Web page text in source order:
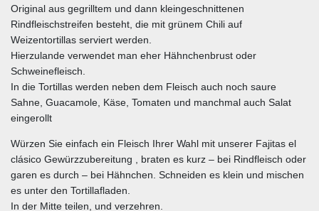
Original aus gegrilltem und dann kleingeschnittenen
Rindfleischstreifen besteht, die mit grünem Chili auf
Weizentortillas serviert werden.
Hierzulande verwendet man eher Hähnchenbrust oder
Schweinefleisch.
In die Tortillas werden neben dem Fleisch auch noch saure
Sahne, Guacamole, Käse, Tomaten und manchmal auch Salat
eingerollt
Würzen Sie einfach ein Fleisch Ihrer Wahl mit unserer Fajitas el
clásico Gewürzzubereitung , braten es kurz – bei Rindfleisch oder
garen es durch – bei Hähnchen. Schneiden es klein und mischen
es unter den Tortillafladen.
In der Mitte teilen, und verzehren.